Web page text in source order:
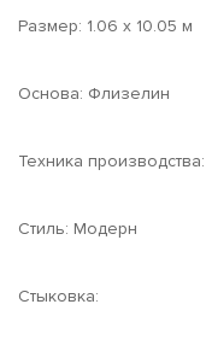
Размер: 1.06 x 10.05 м
Основа: Флизелин
Техника
Стиль: Модерн
Стыковка: